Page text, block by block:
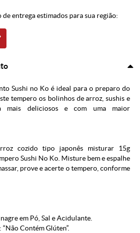
entrega estimados para sua região:
Sushi no Ko é ideal para o preparo do
tempero os bolinhos de arroz, sushis e
mais deliciosos e com uma maior
cozido tipo japonês misturar 15g
Sushi No Ko. Misture bem e espalhe
prove e acerte o tempero, conforme
em Pó, Sal e Acidulante.
Contém Glúten”.